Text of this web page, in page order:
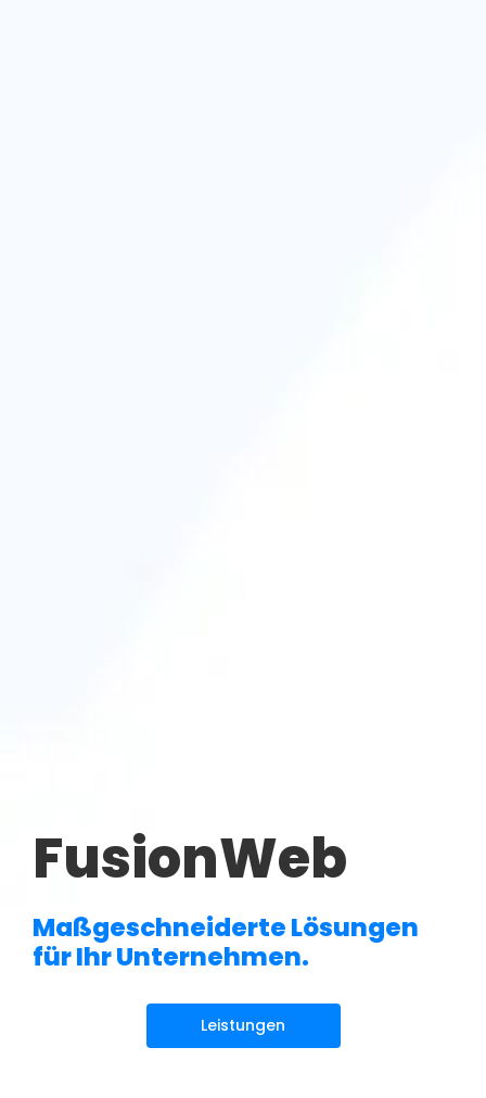
FusionWeb
Maßgeschneiderte Lösungen
für Ihr Unternehmen.
Leistungen